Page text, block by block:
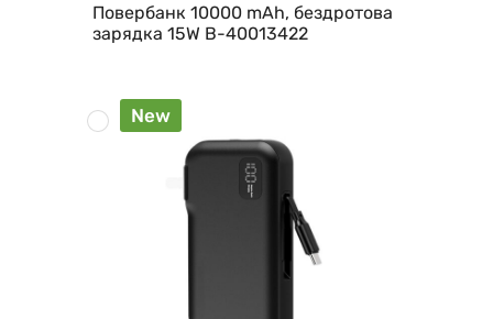
Повербанк 10000 mAh, бездротова
зарядка 15W B-40013422
New